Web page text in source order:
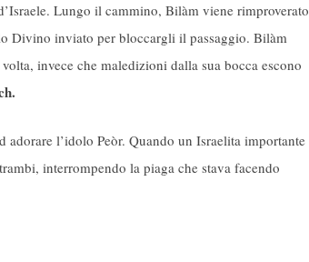
Lungo il cammino, Bilàm viene rimproverato
Divino inviato per bloccargli il passaggio. Bilàm
invece che maledizioni dalla sua bocca escono
l’idolo Peòr. Quando un Israelita importante
interrompendo la piaga che stava facendo